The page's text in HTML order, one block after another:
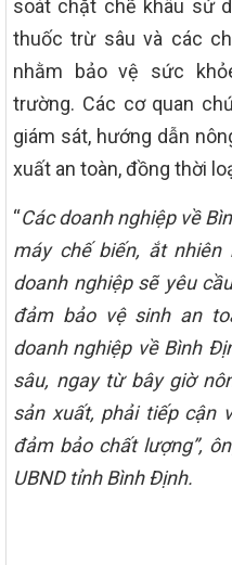
soát chặt chẽ khâu sử
thuốc trừ sâu và các
nhằm bảo vệ sức
trường. Các cơ quan
giám sát, hướng dẫn
xuất an toàn, đồng thời
“Các doanh nghiệp về
máy chế biến, ắt
doanh nghiệp sẽ yêu
đảm bảo vệ sinh an
doanh nghiệp về Bình
sâu, ngay từ bây giờ
sản xuất, phải tiếp cận
đảm bảo chất lượng”,
UBND tỉnh Bình Định.